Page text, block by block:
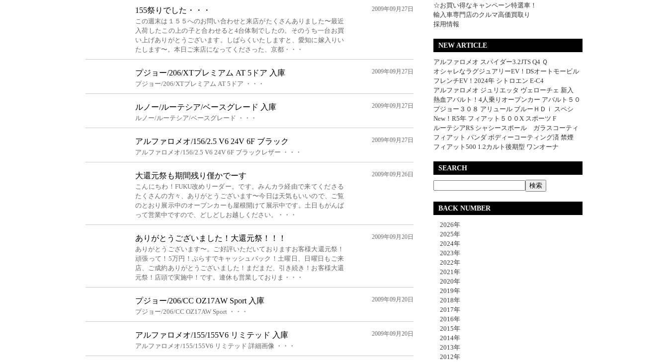
155祭りでした・・・
この週末は１５５へのお問い合わせと来店がたくさんありました〜最近
入荷したこの上の子と合わせると4台体制でしたの。そのうち一台お買
い上げありがとうございます。しばらくいたしますと、愛知に嫁入りい
たします〜。本日ご来店になってくださった、京都・・・
2009年09月27日
プジョー/206/XTプレミアム AT 5ドア 入庫
プジョー/206/XTプレミアム AT 5ドア ・・・
2009年09月27日
ルノー/ルーテシア/ベースグレード 入庫
ルノー/ルーテシア/ベースグレード ・・・
2009年09月27日
アルファロメオ/156/2.5 V6 24V 6F ブラック
アルファロメオ/156/2.5 V6 24V 6F ブラックレザー ・・・
2009年09月27日
大還元祭も期間残り僅かでーす
こんにちわ！FUKU改めリーダー。です。みんカラ経由で来てくださる
たくさんの方々、ありがとうございます〜今日は天気もいいので、ご覧
のとおり展示中のオープンカーも屋根開けて展示中です。土日もがんば
って営業中ですので、どしどしお越しください。・・・
2009年09月26日
ありがとうございました！大還元祭！！！
ありがとうございます〜。ご好評いただいておりますお客様大還元祭！
頑張って！5万円！ぷらすでキャッシュバック！土曜日、日曜日もご来
店、ご成約ありがとうございました！まだまだ、引き続き！お客様大還
元祭！店頭で実施中！です。連休も営業しておりま・・・
2009年09月20日
プジョー/206/CC OZ17AW Sport 入庫
プジョー/206/CC OZ17AW Sport ・・・
2009年09月20日
アルファロメオ/155/155V6 リミテッド 入庫
アルファロメオ/155/155V6 リミテッド 詳細画像 ・・・
2009年09月20日
☆お買い得なキャンペーン特選車！
輸入車専門店のクルマ高価買取り
採用情報
NEW ARTICLE
アルファロメオ スパイダー3.2JTS Q4 Ｑ
オシャレなラグジュアリーEV！DSオートモービル
フレンチEV！2024年 シトロエン E-C4
アルファロメオ ジュリエッタ ヴェローチェ 新入
熱血アバルト！4人乗りオープンカー アバルト５０
プジョー３０８ アリュール ブルーＨＤｉ スペシ
New！R5年 フィアット５００X スポーツ F
ルーテシアRS シャシースポール ガラスコーティ
フィアット パンダ ボディーコーティング済 禁煙
フィアット500 1.2カルト後期型 ワンオーナ
SEARCH
BACK NUMBER
2026年
2025年
2024年
2023年
2022年
2021年
2020年
2019年
2018年
2017年
2016年
2015年
2014年
2013年
2012年